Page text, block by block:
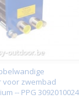
zwembad
-- PPG 3092010024